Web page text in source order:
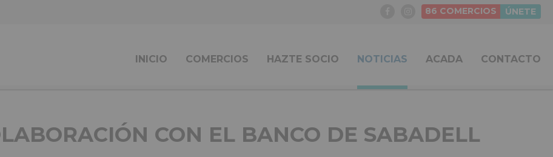
86 COMERCIOS ÚNETE
INICIO COMERCIOS HAZTE SOCIO NOTICIAS ACADA CONTACTO
CON EL BANCO DE SABADELL